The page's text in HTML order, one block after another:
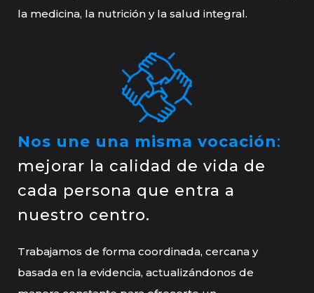
la medicina, la nutrición y la salud integral.
Nos une una misma vocación:
mejorar la calidad de vida de
cada persona que entra a
nuestro centro.
Trabajamos de forma coordinada, cercana y
basada en la evidencia, actualizándonos de